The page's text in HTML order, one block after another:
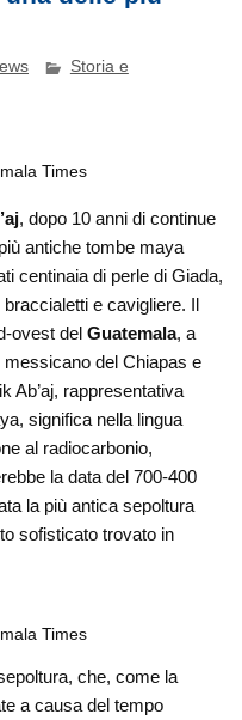
Storia e
Times
, dopo 10 anni di continue
antiche tombe maya
centinaia di perle di Giada,
e cavigliere. Il
ovest delGuatemala, a
del Chiapas e
Ab’aj, rappresentativa
significa nella lingua
al radiocarbonio,
la data del 700-400
la più antica sepoltura
sofisticato trovato in
Times
che, come la
a causa del tempo